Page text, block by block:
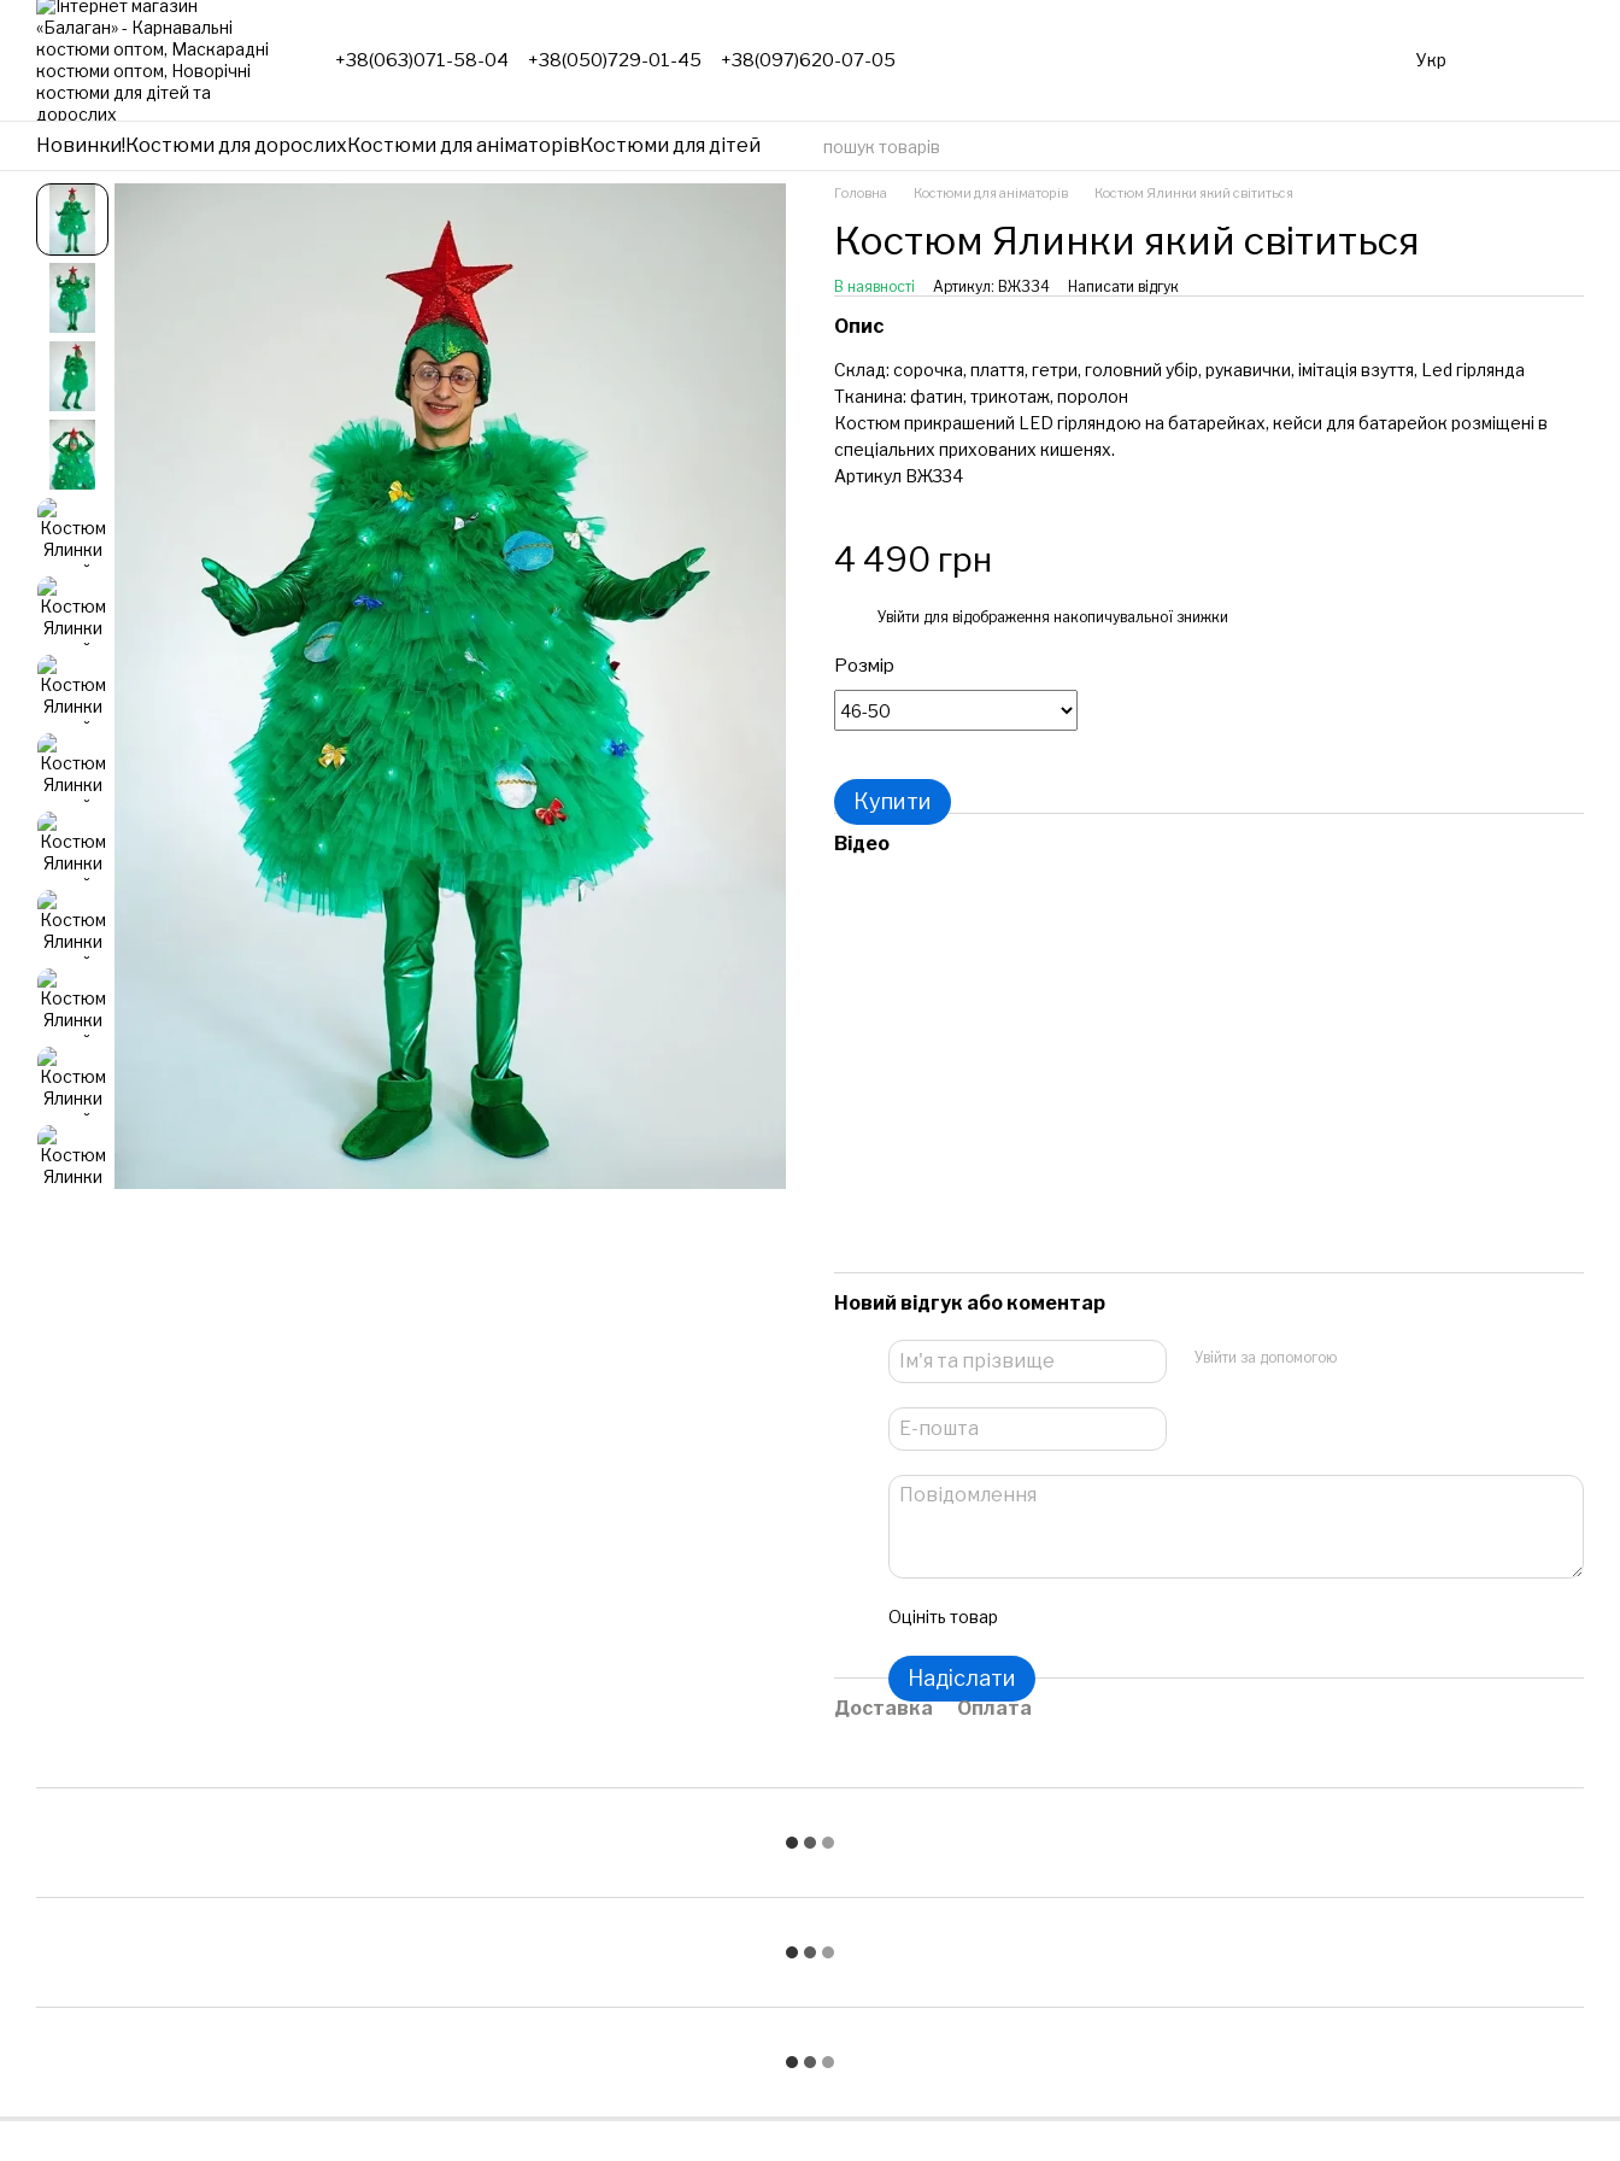
Перейти до основного контенту
+38(063)071-58-04 +38(050)729-01-45 +38(097)620-07-05 Укр
Новинки!Костюми для дорослихКостюми для аніматорівКостюми для дітей
Головна Костюми для аніматорів Костюм Ялинки який світиться
Костюм Ялинки який світиться
В наявності Артикул: ВЖ334 Написати відгук
Опис
Склад: сорочка, плаття, гетри, головний убір, рукавички, імітація взуття, Led гірлянда
Тканина: фатин, трикотаж, поролон
Костюм прикрашений LED гірляндою на батарейках, кейси для батарейок розміщені в
спеціальних прихованих кишенях.
Артикул ВЖ334
4 490 грн
Увійти для відображення накопичувальної знижки
Розмір
Купити
Відео
Новий відгук або коментар
Увійти за допомогою
Оцініть товар
Надіслати
Доставка Оплата